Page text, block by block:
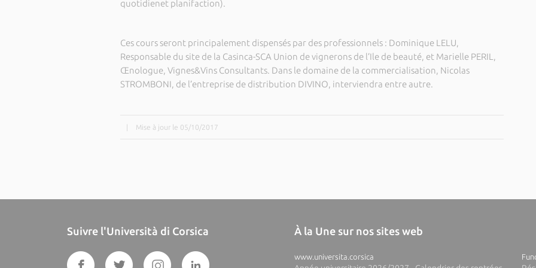
quotidienet planifaction).
Ces cours seront principalement dispensés par des professionnels : Dominique LELU,
Responsable du site de la Casinca-SCA Union de vignerons de l’Ile de beauté, et Marielle PERIL,
Œnologue, Vignes&Vins Consultants. Dans le domaine de la commercialisation, Nicolas
STROMBONI, de l’entreprise de distribution DIVINO, interviendra entre autre.
Mise à jour le 05/10/2017
Suivre l'Università di Corsica À la Une sur nos sites web
www.universita.corsica